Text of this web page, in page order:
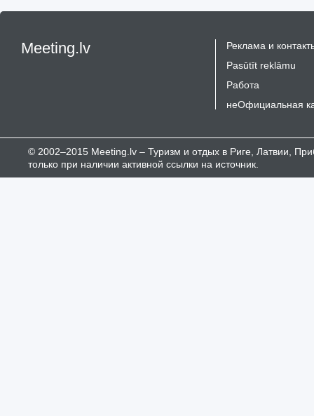
Meeting.lv
Реклама и
Pasūtīt reklāmu
Работа
неОфициальная
© 2002–2015 Meeting.lv – Туризм и отдых в Риге, Латвии,
только при наличии активной ссылки на источник.